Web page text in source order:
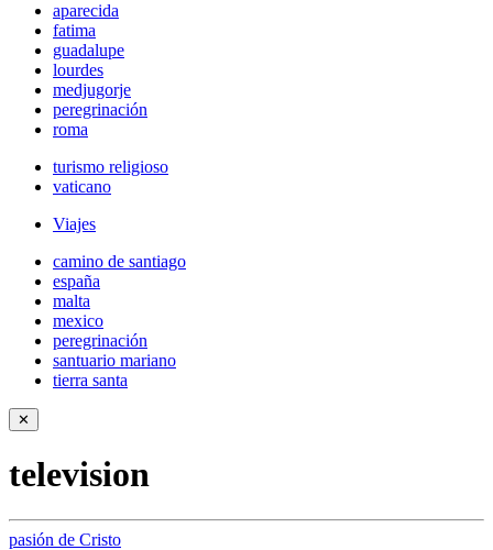
aparecida
fatima
guadalupe
lourdes
medjugorje
peregrinación
roma
turismo religioso
vaticano
Viajes
camino de santiago
españa
malta
mexico
peregrinación
santuario mariano
tierra santa
✕
television
pasión de Cristo